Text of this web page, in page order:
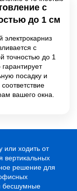
с
до 1 см
электрокарниз
с
точностью до 1
посадку и
вашего окна.
или ходить от
вертикальных
решение для
бесшумные